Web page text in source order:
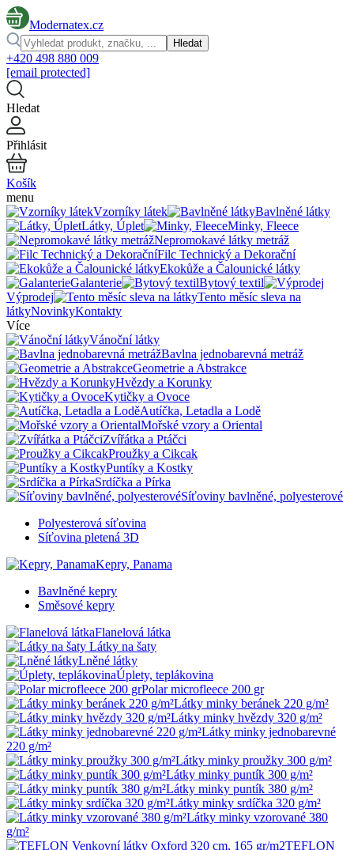
Modernatex.cz
Hledat
+420 498 880 009
[email protected]
Hledat
Přihlásit
Košík
menu
Vzorníky látek
Bavlněné látky
Látky, Úplet
Minky, Fleece
Nepromokavé látky metráž
Filc Technický a Dekorační
Ekokůže a Čalounické látky
Galanterie
Bytový textil
Výprodej
Tento měsíc sleva na
látkyNovinkyKontakty
Více
Vánoční látky
Bavlna jednobarevná metráž
Geometrie a Abstrakce
Hvězdy a Korunky
Kytičky a Ovoce
Autíčka, Letadla a Lodě
Mořské vzory a Oriental
Zvířátka a Ptáčci
Proužky a Cikcak
Puntíky a Kostky
Srdíčka a Pírka
Síťoviny bavlněné, polyesterové
Polyesterová síťovina
Síťovina pletená 3D
Kepry, Panama
Bavlněné kepry
Směsové kepry
Flanelová látka
Látky na šaty
Lněné látky
Úplety, teplákovina
Polar microfleece 200 gr
Látky minky beránek 220 g/m²
Látky minky hvězdy 320 g/m²
Látky minky jednobarevné
220 g/m²
Látky minky proužky 300 g/m²
Látky minky puntík 300 g/m²
Látky minky puntík 380 g/m²
Látky minky srdíčka 320 g/m²
Látky minky vzorované 380
g/m²
TEFLON